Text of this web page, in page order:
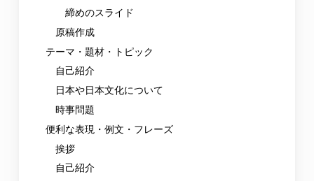
締めのスライド
原稿作成
テーマ・題材・トピック
自己紹介
日本や日本文化について
時事問題
便利な表現・例文・フレーズ
挨拶
自己紹介